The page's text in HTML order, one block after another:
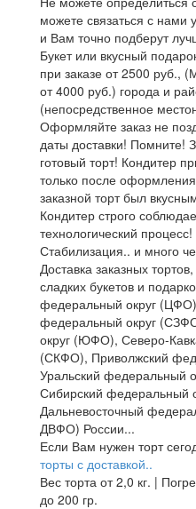
можете связаться с
и Вам точно подберут
Букет или вкусный
при заказе от 2500 руб.,
от 4000 руб.) города и
(непосредственное
Оформляйте заказ не
даты доставки! Помните!
готовый торт! Кондитер
только после
заказной торт был
Кондитер строго
технологический
Стабилизация.. и много
Доставка заказных
сладких букетов и
федеральный округ
федеральный округ
округ (ЮФО), Северо-
(СКФО), Приволжский
Уральский федеральный
Сибирский федеральный
Дальневосточный
ДВФО) России...
Если Вам нужен торт
торты с доставкой..
Вес торта от 2,0 кг. |
до 200 гр.